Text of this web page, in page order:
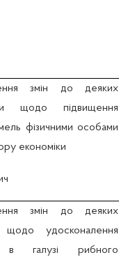
змін до деяких
щодо підвищення
фізичними особами
економіки
змін до деяких
щодо удосконалення
в галузі рибного